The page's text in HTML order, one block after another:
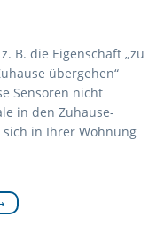
B. die Eigenschaft „zu
übergehen“
Sensoren nicht
in den Zuhause-
in Ihrer Wohnung